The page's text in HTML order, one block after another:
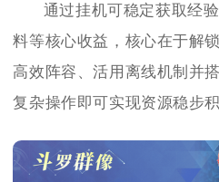
通过挂机可稳定获取经
料等核心收益，核心在于解
高效阵容、活用离线机制并
复杂操作即可实现资源稳步积